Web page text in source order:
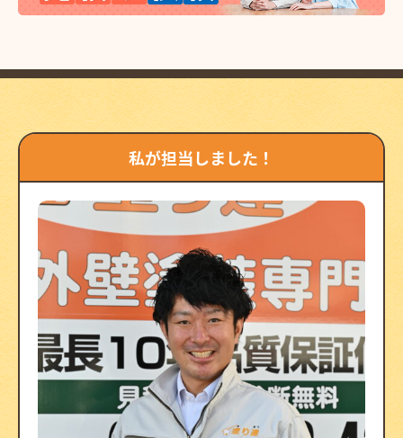
私が担当しました！